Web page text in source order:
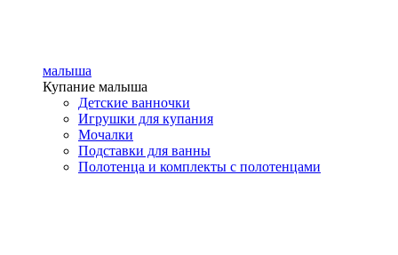
малыша
Купание малыша
Детские ванночки
Игрушки для купания
Мочалки
Подставки для ванны
Полотенца и комплекты с полотенцами